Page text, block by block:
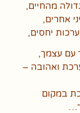
מהחיים,
אחרים,
יחסים,
עם עצמך,
ואהובה –
במקום